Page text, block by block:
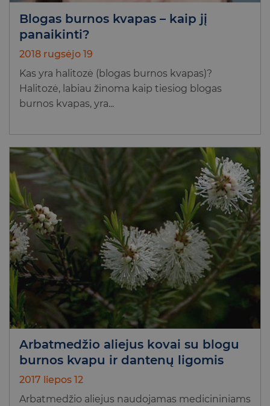
Blogas burnos kvapas – kaip jį
panaikinti?
2018 rugsėjo 19
Kas yra halitozė (blogas burnos kvapas)?
Halitozė, labiau žinoma kaip tiesiog blogas
burnos kvapas, yra...
Arbatmedžio aliejus kovai su blogu
burnos kvapu ir dantenų ligomis
2017 liepos 12
Arbatmedžio aliejus naudojamas medicininiams